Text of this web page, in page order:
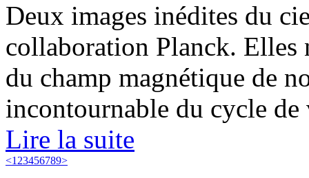
Deux images inédites du
collaboration Planck. Elles
du champ magnétique de
incontournable du cycle
Lire la suite
<1 23456789>